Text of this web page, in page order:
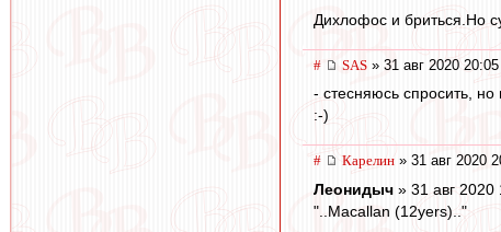
Дихлофос и бриться.Но
# SAS » 31 авг 2020 20:05
- стесняюсь спросить,
:-)
# Карелин » 31 авг 2020
Леонидыч » 31 авг 2020
"..Macallan (12yers).."